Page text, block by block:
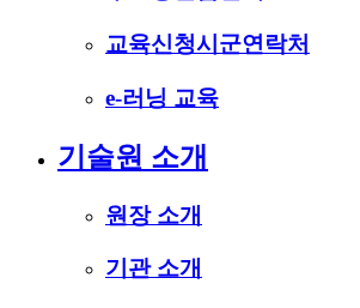
교육신청시군연락처
e-러닝 교육
기술원 소개
원장 소개
기관 소개